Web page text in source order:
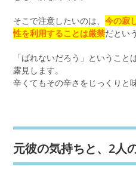
そこで注意したいのは、今の寂
性を利用することは厳禁だとい
「ばれないだろう」というこ
露見します。
辛くてもその辛さをじっくりと
元彼の気持ちと、2人